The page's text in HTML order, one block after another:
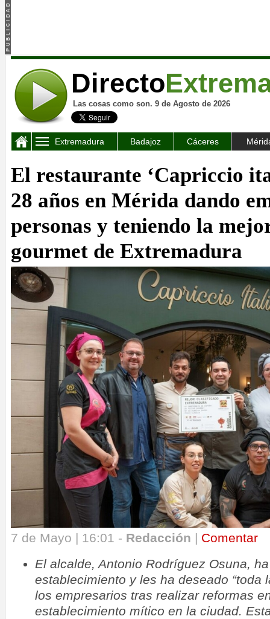
Directo
Las cosas como son. 9 de Agosto de 2026
Extremadura Badajoz Cáceres
El restaurante ‘Capriccio
28 años en Mérida dando
personas y teniendo la
gourmet de Extremadura
7 de Mayo | 16:01 - Redacción | Comentar
El alcalde, Antonio Rodríguez Osuna,
establecimiento y les ha deseado “toda
los empresarios tras realizar reformas
establecimiento mítico en la ciudad.